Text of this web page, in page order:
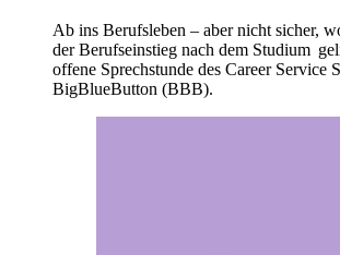
Ab ins Berufsleben – aber nicht sicher,
der Berufseinstieg nach dem Studium
offene Sprechstunde des Career Service
BigBlueButton (BBB).